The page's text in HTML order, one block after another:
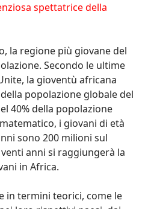
spettatrice della
la regione più giovane del
Secondo le ultime
la gioventù africana
popolazione globale del
40% della popolazione
i giovani di età
sono 200 milioni sul
anni si raggiungerà la
in Africa.
in termini teorici, come le